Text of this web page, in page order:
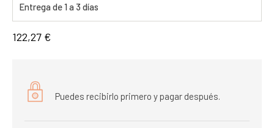
Entrega de 1 a 3 días
122,27 €
Puedes recibirlo primero y pagar después.